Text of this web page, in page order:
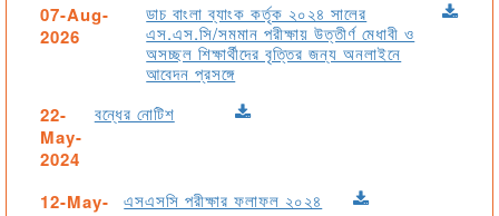
28-09-2021
বৃক্ষরোপণ কর্মসূচি
07-Aug-
2026
ডাচ বাংলা ব্যাংক কর্তৃক ২০২৪ সালের
এস.এস.সি/সমমান পরীক্ষায় উত্তীর্ণ মেধাবী ও
অসচ্ছল শিক্ষার্থীদের বৃত্তির জন্য অনলাইনে
আবেদন প্রসঙ্গে
22-
May-
2024
বন্ধের নোটিশ
12-May-
এসএসসি পরীক্ষার ফলাফল ২০২৪